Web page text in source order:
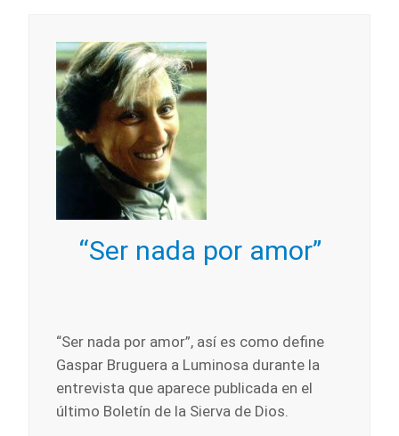
“Ser nada por amor”
“Ser nada por amor”, así es como define
Gaspar Bruguera a Luminosa durante la
entrevista que aparece publicada en el
último Boletín de la Sierva de Dios.